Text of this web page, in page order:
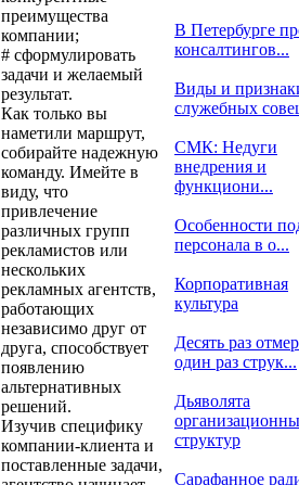
преимущества
компании;
# сформулировать
задачи и желаемый
результат.
Как только вы
наметили маршрут,
собирайте надежную
команду. Имейте в
виду, что
привлечение
различных групп
рекламистов или
нескольких
рекламных агентств,
работающих
независимо друг от
друга, способствует
появлению
альтернативных
решений.
Изучив специфику
компании-клиента и
поставленные задачи,
В Петербурге
консалтингов...
Виды и
служебных
СМК: Недуги
внедрения и
функциони...
Особенности
персонала в о...
Корпоративная
культура
Десять раз
один раз струк...
Дьяволята
структур
Сарафанное